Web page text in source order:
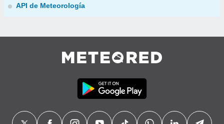
API de Meteorología